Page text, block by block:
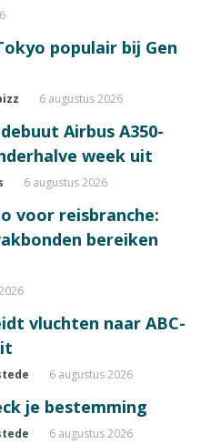
populair bij Gen
6 augustus 2026
Airbus A350-
week uit
6 augustus 2026
voor reisbranche:
bereiken
vluchten naar ABC-
6 augustus 2026
je bestemming
6 augustus 2026